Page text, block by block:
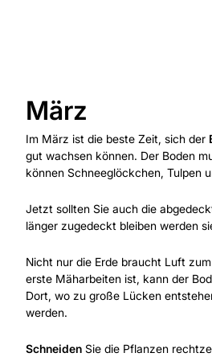
März
Im März ist die beste Zeit, sich der
gut wachsen können. Der Boden
können Schneeglöckchen, Tulpen
Jetzt sollten Sie auch die
länger zugedeckt bleiben werden
Nicht nur die Erde braucht Luft
erste Mäharbeiten ist, kann der
Dort, wo zu große Lücken
werden.
Schneiden Sie die Pflanzen